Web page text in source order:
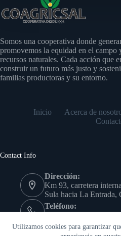
Utilizamos cookies para garantizar
Somos una cooperativa donde
promovemos la equidad en el campo
recursos naturales. Cada acción que
construir un futuro más justo y
familias productoras y su entorno.
Inicio Acerca de
Contact Info
Dirección:
Km 93, carretera
Sula hacia La Entrada,
Teléfono:
Copyright © - Cooperativa Agrícola